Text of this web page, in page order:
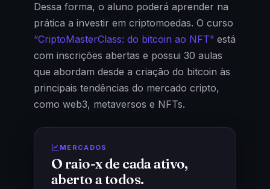
Dessa forma, o aluno poderá aprender na
prática a investir em criptomoedas. O curso
“CriptoMasterClass: do bitcoin ao NFT” está
com inscrições abertas e possui 30 aulas
que abordam desde a criação do bitcoin às
principais tendências do mercado cripto,
como web3, metaversos e NFTs.
MERCADOS
O raio-x de cada ativo,
aberto a todos.